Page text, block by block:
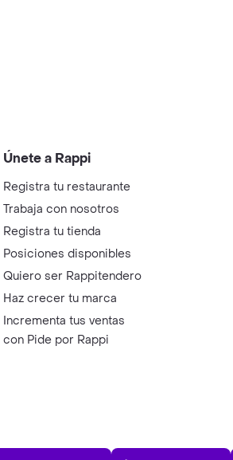
Únete a Rappi
Registra tu restaurante
Trabaja con nosotros
Registra tu tienda
Posiciones disponibles
Quiero ser Rappitendero
Haz crecer tu marca
Incrementa tus ventas
con Pide por Rappi
App Store Play Store